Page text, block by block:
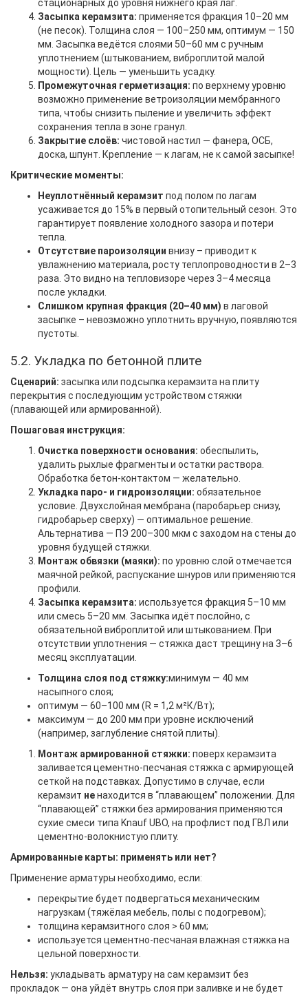
стационарных до уровня нижнего края лаг.
Засыпка керамзита: применяется фракция 10–20 мм
(не песок). Толщина слоя — 100–250 мм, оптимум — 150
мм. Засыпка ведётся слоями 50–60 мм с ручным
уплотнением (штыкованием, виброплитой малой
мощности). Цель — уменьшить усадку.
Промежуточная герметизация: по верхнему уровню
возможно применение ветроизоляции мембранного
типа, чтобы снизить пыление и увеличить эффект
сохранения тепла в зоне гранул.
Закрытие слоёв: чистовой настил — фанера, ОСБ,
доска, шпунт. Крепление — к лагам, не к самой засыпке!
Критические моменты:
Неуплотнённый керамзит под полом по лагам
усаживается до 15% в первый отопительный сезон. Это
гарантирует появление холодного зазора и потери
тепла.
Отсутствие пароизоляции внизу – приводит к
увлажнению материала, росту теплопроводности в 2–3
раза. Это видно на тепловизоре через 3–4 месяца
после укладки.
Слишком крупная фракция (20–40 мм) в лаговой
засыпке – невозможно уплотнить вручную, появляются
пустоты.
5.2. Укладка по бетонной плите
Сценарий: засыпка или подсыпка керамзита на плиту
перекрытия с последующим устройством стяжки
(плавающей или армированной).
Пошаговая инструкция:
Очистка поверхности основания: обеспылить,
удалить рыхлые фрагменты и остатки раствора.
Обработка бетон-контактом — желательно.
Укладка паро- и гидроизоляции: обязательное
условие. Двухслойная мембрана (паробарьер снизу,
гидробарьер сверху) — оптимальное решение.
Альтернатива — ПЭ 200–300 мкм с заходом на стены до
уровня будущей стяжки.
Монтаж обвязки (маяки): по уровню слой отмечается
маячной рейкой, распускание шнуров или применяются
профили.
Засыпка керамзита: используется фракция 5–10 мм
или смесь 5–20 мм. Засыпка идёт послойно, с
обязательной виброплитой или штыкованием. При
отсутствии уплотнения — стяжка даст трещину на 3–6
месяц эксплуатации.
Толщина слоя под стяжку:минимум — 40 мм
насыпного слоя;
оптимум — 60–100 мм (R = 1,2 м²К/Вт);
максимум — до 200 мм при уровне исключений
(например, заглубление снятой плиты).
Монтаж армированной стяжки: поверх керамзита
заливается цементно-песчаная стяжка с армирующей
сеткой на подставках. Допустимо в случае, если
керамзит ненаходится в “плавающем” положении. Для
“плавающей” стяжки без армирования применяются
сухие смеси типа Knauf UBO, на профлист под ГВЛ или
цементно-волокнистую плиту.
Армированные карты: применять или нет?
Применение арматуры необходимо, если:
перекрытие будет подвергаться механическим
нагрузкам (тяжёлая мебель, полы с подогревом);
толщина керамзитного слоя > 60 мм;
используется цементно-песчаная влажная стяжка на
цельной поверхности.
Нельзя: укладывать арматуру на сам керамзит без
прокладок — она уйдёт внутрь слоя при заливке и не будет